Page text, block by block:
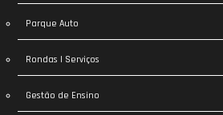
Parque Auto
Rondas | Serviços
Gestão de Ensino